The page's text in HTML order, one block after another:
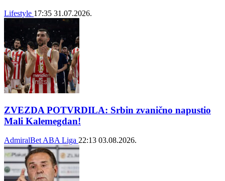
Lifestyle 17:35 31.07.2026.
ZVEZDA POTVRDILA: Srbin zvanično napustio
Mali Kalemegdan!
AdmiralBet ABA Liga 22:13 03.08.2026.